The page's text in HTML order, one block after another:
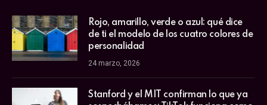
Rojo, amarillo, verde o azul: qué dice
de ti el modelo de los cuatro colores de
personalidad
24 marzo, 2026
Stanford y el MIT confirman lo que ya